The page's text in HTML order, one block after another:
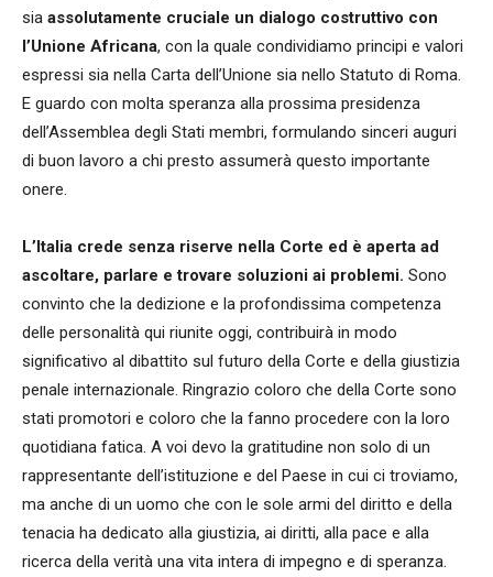
sia assolutamente cruciale un dialogo costruttivo con
l’Unione Africana, con la quale condividiamo principi e valori
espressi sia nella Carta dell’Unione sia nello Statuto di Roma.
E guardo con molta speranza alla prossima presidenza
dell’Assemblea degli Stati membri, formulando sinceri auguri
di buon lavoro a chi presto assumerà questo importante
onere.
L’Italia crede senza riserve nella Corte ed è aperta ad
ascoltare, parlare e trovare soluzioni ai problemi. Sono
convinto che la dedizione e la profondissima competenza
delle personalità qui riunite oggi, contribuirà in modo
significativo al dibattito sul futuro della Corte e della giustizia
penale internazionale. Ringrazio coloro che della Corte sono
stati promotori e coloro che la fanno procedere con la loro
quotidiana fatica. A voi devo la gratitudine non solo di un
rappresentante dell’istituzione e del Paese in cui ci troviamo,
ma anche di un uomo che con le sole armi del diritto e della
tenacia ha dedicato alla giustizia, ai diritti, alla pace e alla
ricerca della verità una vita intera di impegno e di speranza.